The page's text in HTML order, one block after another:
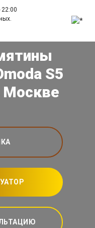
S5